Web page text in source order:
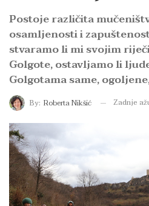
Postoje različita
osamljenosti i
stvaramo li mi svojim
Golgote, ostavljamo li
Golgotama same,
By: Roberta Nikšić Zadnje